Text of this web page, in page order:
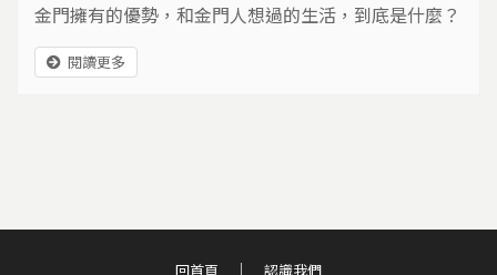
金門擁有的優勢，和金門人想過的生活，到底是什麼？
去年年底，一個學經歷俱佳的金門女子，選擇從台北回
到金門，放下職業婦女的驕傲，重新與自己在童年的土
閱讀更多
回首頁 認識我們